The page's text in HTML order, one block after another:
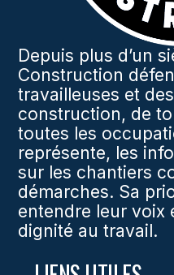
Depuis plus d’un
Construction
travailleuses et
construction, de
toutes les
représente, les
sur les chantiers
démarches. Sa
entendre leur voix
dignité au travail.